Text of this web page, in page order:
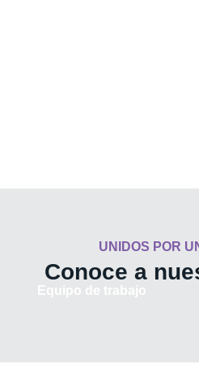
UNIDOS POR
Conoce a
Equipo de trabajo